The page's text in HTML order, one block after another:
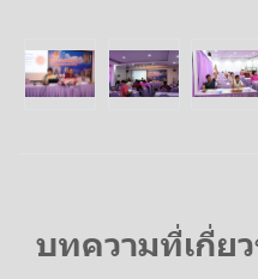
บทความที่เกี่ย